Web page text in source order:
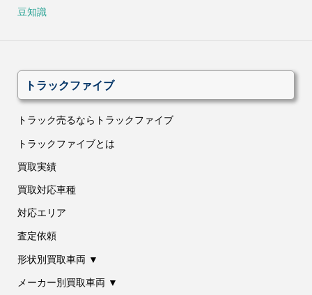
豆知識
トラックファイブ
トラック売るならトラックファイブ
トラックファイブとは
買取実績
買取対応車種
対応エリア
査定依頼
形状別買取車両 ▼
メーカー別買取車両 ▼